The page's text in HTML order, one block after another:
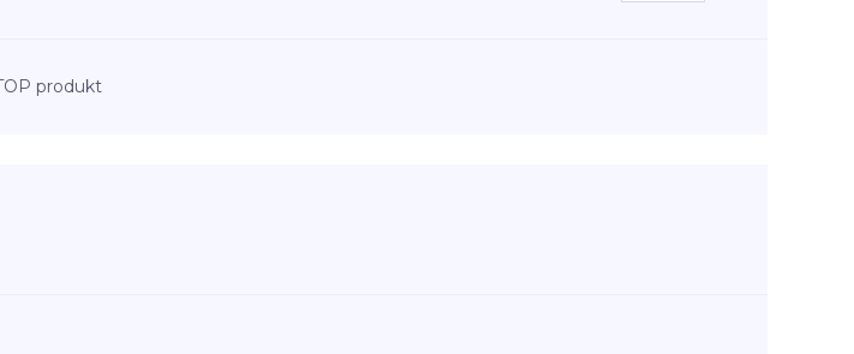
produkt